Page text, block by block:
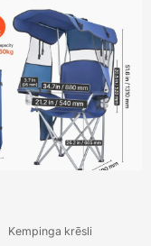
Kempinga krēsli
113,62 €.89,42 €.